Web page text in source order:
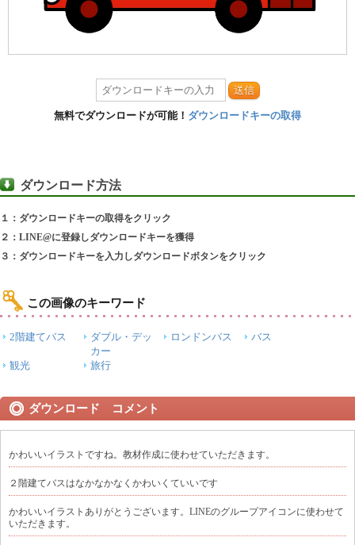
送信
無料でダウンロードが可能！ ダウンロードキーの取得
ダウンロード方法
１：ダウンロードキーの取得をクリック
２：LINE@に登録しダウンロードキーを獲得
３：ダウンロードキーを入力しダウンロードボタンをクリック
この画像のキーワード
2階建てバス
ダブル・デッ
カー
ロンドンバス バス
観光 旅行
ダウンロード コメント
かわいいイラストですね。教材作成に使わせていただきます。
２階建てバスはなかなかなくかわいくていいです
かわいいイラストありがとうございます。LINEのグループアイコンに使わせて
いただきます。